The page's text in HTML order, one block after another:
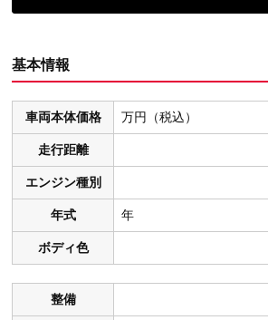
基本情報
車両本体価格 万円（税込）
走行距離
エンジン種別
年式 年
ボディ色
整備